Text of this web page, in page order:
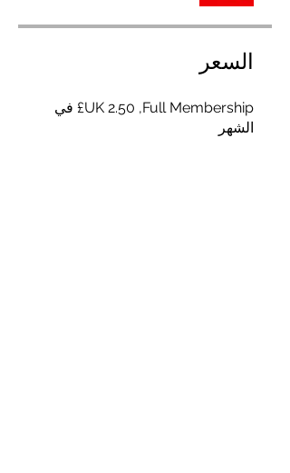
السعر
Full Membership, ‏2.50 UK£ في
الشهر